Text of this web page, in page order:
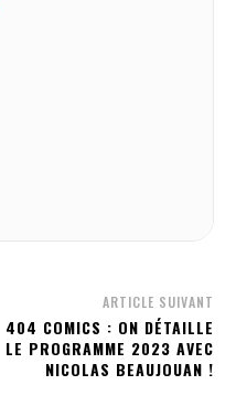
ARTICLE SUIVANT
404 COMICS : ON DÉTAILLE
LE PROGRAMME 2023 AVEC
NICOLAS BEAUJOUAN !